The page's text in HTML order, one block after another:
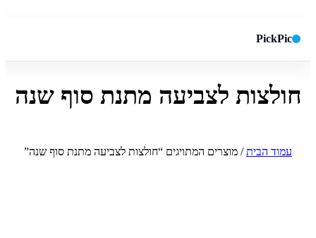
PickPic
חיפוש באתר ✕
חפש
חולצות לצביעה מתנת סוף שנה
עמוד הבית/ מוצרים המתויגים “חולצות לצביעה מתנת סוף שנה”